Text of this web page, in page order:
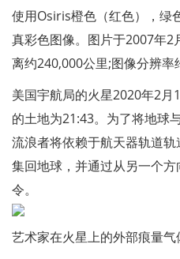
使用Osiris橙色（红色），绿
真彩色图像。图片于2007年2
离约240,000公里;图像分辨率
美国宇航局的火星2020年2月
的土地为21:43。为了将地球
流浪者将依赖于航天器轨道
集回地球，并通过从另一个
令。
艺术家在火星上的外部痕量气